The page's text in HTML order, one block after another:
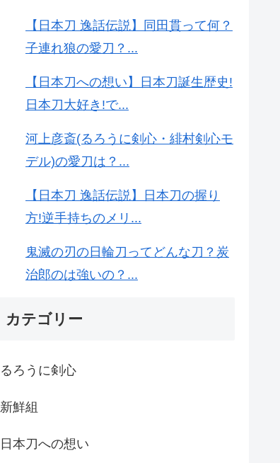
【日本刀 逸話伝説】同田貫って何？
子連れ狼の愛刀？...
【日本刀への想い】日本刀誕生歴史!
日本刀大好き!で...
河上彦斎(るろうに剣心・緋村剣心モ
デル)の愛刀は？...
【日本刀 逸話伝説】日本刀の握り
方!逆手持ちのメリ...
鬼滅の刃の日輪刀ってどんな刀？炭
治郎のは強いの？...
カテゴリー
るろうに剣心
新鮮組
日本刀への想い